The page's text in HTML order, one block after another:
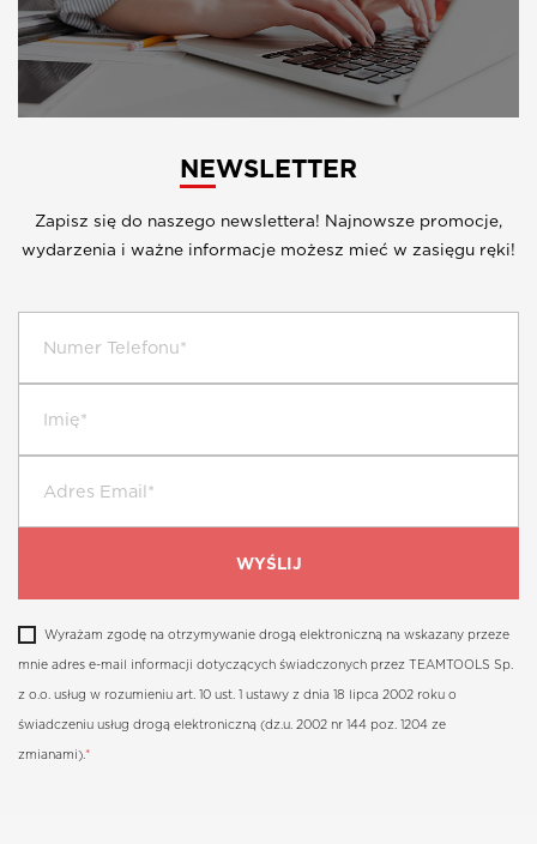
NEWSLETTER
Zapisz się do naszego newslettera! Najnowsze promocje,
wydarzenia i ważne informacje możesz mieć w zasięgu ręki!
Wyrażam zgodę na otrzymywanie drogą elektroniczną na wskazany przeze
mnie adres e-mail informacji dotyczących świadczonych przez TEAMTOOLS Sp.
z o.o. usług w rozumieniu art. 10 ust. 1 ustawy z dnia 18 lipca 2002 roku o
świadczeniu usług drogą elektroniczną (dz.u. 2002 nr 144 poz. 1204 ze
zmianami). *